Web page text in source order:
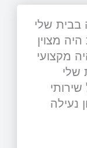
שלי
מצוין
מקצועי
שלי
נעילה